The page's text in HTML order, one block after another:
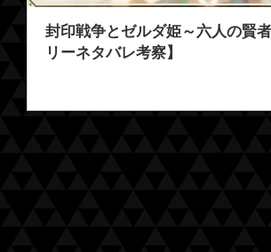
封印戦争とゼルダ姫～六人の賢
リーネタバレ考察】